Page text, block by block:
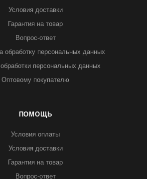
Условия доставки
Гарантия на товар
Вопрос-ответ
обработку персональных данных
персональных данных
Оптовому покупателю
ПОМОЩЬ
Условия оплаты
Условия доставки
Гарантия на товар
Вопрос-ответ